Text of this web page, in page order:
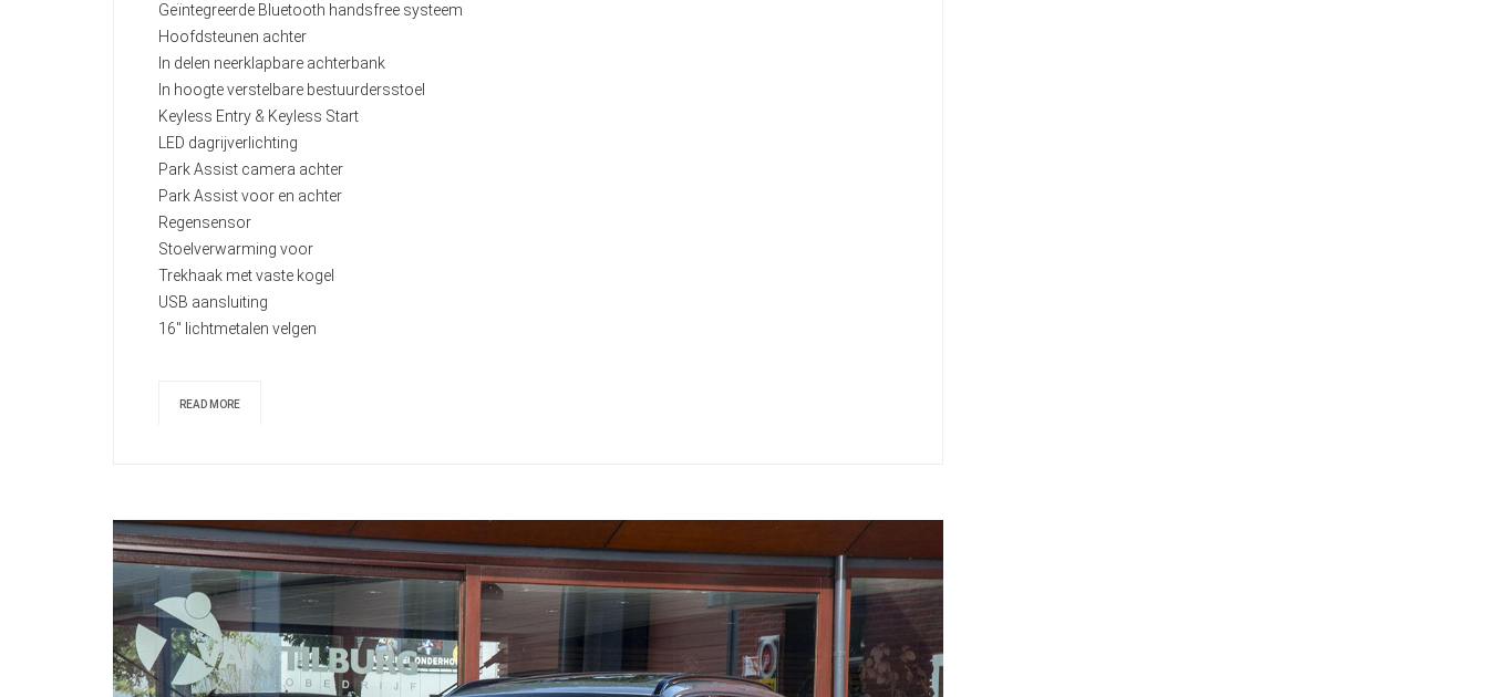
Geïntegreerde Bluetooth handsfree systeem
Hoofdsteunen achter
In delen neerklapbare achterbank
In hoogte verstelbare bestuurdersstoel
Keyless Entry & Keyless Start
LED dagrijverlichting
Park Assist camera achter
Park Assist voor en achter
Regensensor
Stoelverwarming voor
Trekhaak met vaste kogel
USB aansluiting
16" lichtmetalen velgen
READ MORE